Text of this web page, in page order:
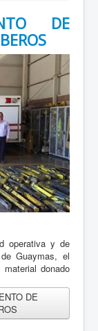
DE
operativa y de
Guaymas, el
donado
DE